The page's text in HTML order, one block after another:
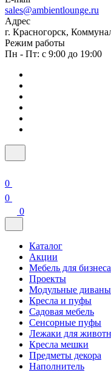
sales@ambientlounge.ru
Адрес
г. Красногорск,
Режим работы
Пн - Пт: с 9:00 до 19:00
0
0
0
Каталог
Акции
Мебель для бизнеса
Проекты
Модульные диваны
Кресла и пуфы
Садовая мебель
Сенсорные пуфы
Лежаки для
Кресла мешки
Предметы декора
Наполнитель